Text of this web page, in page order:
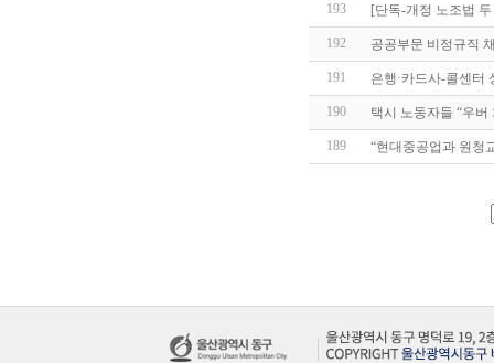
193 [단독-개정 노조법
192 공공부문 비정규직
191 은행·카드사-콜센터
190 택시 노동자들 “우
189 “현대중공업과 원청